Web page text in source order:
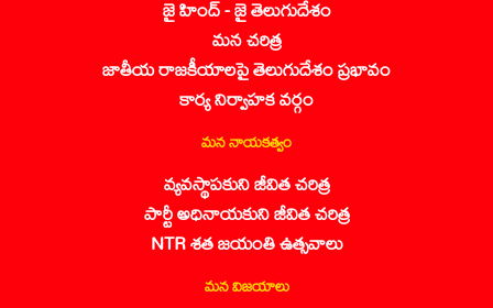
జై హింద్ - జై తెలుగుదేశం
మన చరిత్ర
జాతీయ రాజకీయాలపై తెలుగుదేశం ప్రభావం
కార్య నిర్వాహక వర్గం
మన నాయకత్వం
వ్యవస్థాపకుని జీవిత చరిత్ర
పార్టీ అధినాయకుని జీవిత చరిత్ర
NTR శత జయంతి ఉత్సవాలు
మన విజయాలు